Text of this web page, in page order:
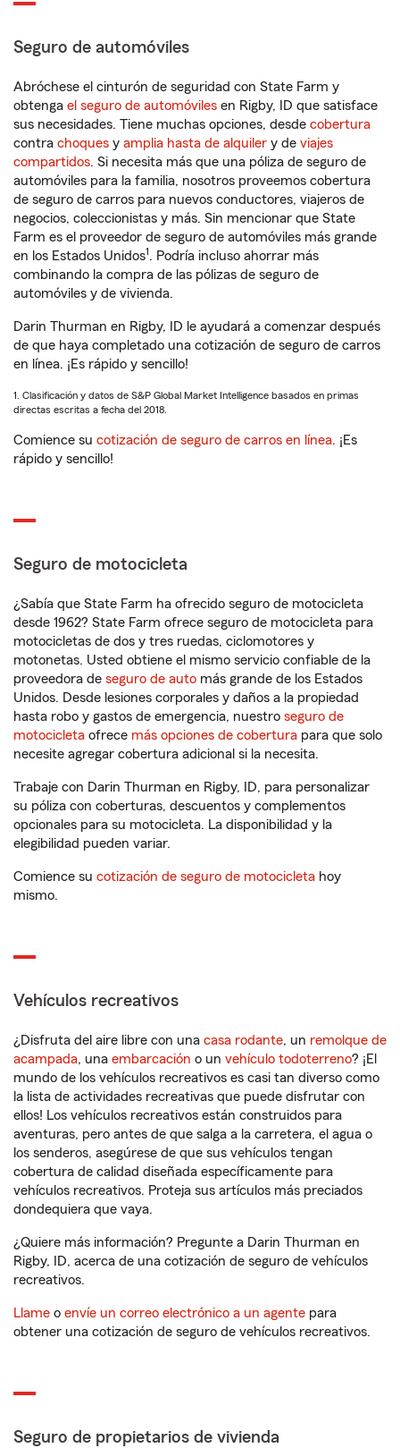
Seguro de automóviles
Abróchese el cinturón de seguridad con State Farm y
obtenga el seguro de automóviles en Rigby, ID que satisface
sus necesidades. Tiene muchas opciones, desde cobertura
contra choques y amplia hasta de alquiler y de viajes
compartidos. Si necesita más que una póliza de seguro de
automóviles para la familia, nosotros proveemos cobertura
de seguro de carros para nuevos conductores, viajeros de
negocios, coleccionistas y más. Sin mencionar que State
Farm es el proveedor de seguro de automóviles más grande
en los Estados Unidos1 . Podría incluso ahorrar más
combinando la compra de las pólizas de seguro de
automóviles y de vivienda.
Darin Thurman en Rigby, ID le ayudará a comenzar después
de que haya completado una cotización de seguro de carros
en línea. ¡Es rápido y sencillo!
1. Clasificación y datos de S&P Global Market Intelligence basados en primas
directas escritas a fecha del 2018.
Comience su cotización de seguro de carros en línea. ¡Es
rápido y sencillo!
Seguro de motocicleta
¿Sabía que State Farm ha ofrecido seguro de motocicleta
desde 1962? State Farm ofrece seguro de motocicleta para
motocicletas de dos y tres ruedas, ciclomotores y
motonetas. Usted obtiene el mismo servicio confiable de la
proveedora de seguro de auto más grande de los Estados
Unidos. Desde lesiones corporales y daños a la propiedad
hasta robo y gastos de emergencia, nuestro seguro de
motocicleta ofrece más opciones de cobertura para que solo
necesite agregar cobertura adicional si la necesita.
Trabaje con Darin Thurman en Rigby, ID, para personalizar
su póliza con coberturas, descuentos y complementos
opcionales para su motocicleta. La disponibilidad y la
elegibilidad pueden variar.
Comience su cotización de seguro de motocicleta hoy
mismo.
Vehículos recreativos
¿Disfruta del aire libre con una casa rodante, un remolque de
acampada, una embarcación o un vehículo todoterreno? ¡El
mundo de los vehículos recreativos es casi tan diverso como
la lista de actividades recreativas que puede disfrutar con
ellos! Los vehículos recreativos están construidos para
aventuras, pero antes de que salga a la carretera, el agua o
los senderos, asegúrese de que sus vehículos tengan
cobertura de calidad diseñada específicamente para
vehículos recreativos. Proteja sus artículos más preciados
dondequiera que vaya.
¿Quiere más información? Pregunte a Darin Thurman en
Rigby, ID, acerca de una cotización de seguro de vehículos
recreativos.
Llame o envíe un correo electrónico a un agente para
obtener una cotización de seguro de vehículos recreativos.
Seguro de propietarios de vivienda